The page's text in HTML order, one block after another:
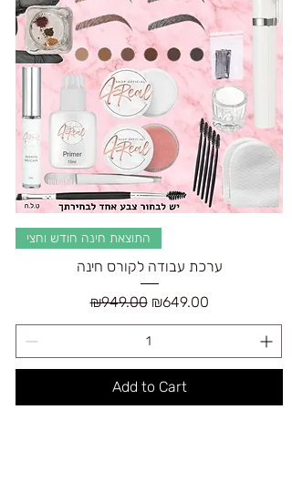
התוצאת חינה חודש וחצי
ערכת עבודה לקורס חינה
Regular Price
₪949.00 Sale Price
₪649.00
Add to Cart